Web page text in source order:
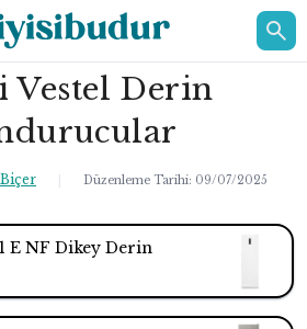
Vestel Derin
Düzenleme Tarihi: 09/07/2025
E NF Dikey Derin